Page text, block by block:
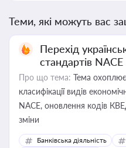
Теми, які можуть вас
Перехід
стандартів NACE
Про що тема: Тема охоплює
класифікації видів
NACE, оновлення кодів
зміни
Банківська діяльність